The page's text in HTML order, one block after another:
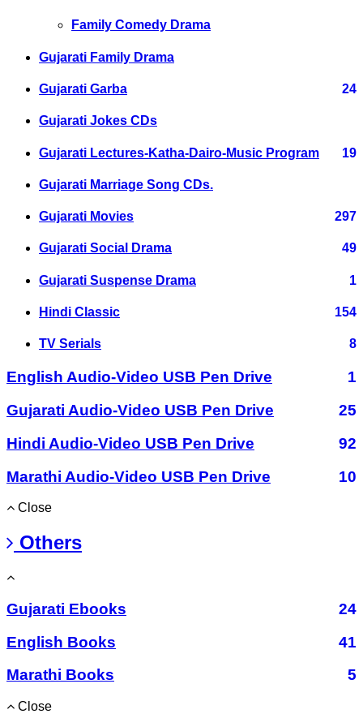
Family Comedy Drama
Gujarati Family Drama
Gujarati Garba 24
Gujarati Jokes CDs
Gujarati Lectures-Katha-Dairo-Music Program 19
Gujarati Marriage Song CDs.
Gujarati Movies 297
Gujarati Social Drama 49
Gujarati Suspense Drama 1
Hindi Classic 154
TV Serials 8
English Audio-Video USB Pen Drive
1
Gujarati Audio-Video USB Pen Drive
25
Hindi Audio-Video USB Pen Drive
92
Marathi Audio-Video USB Pen Drive
10
Close
Others
Gujarati Ebooks
24
English Books
41
Marathi Books
5
Close